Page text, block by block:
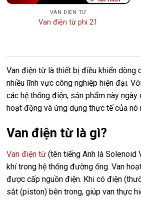
VAN ĐIỆN TỪ
Van điện từ phi 21
Van điện từ là thiết bị điều khiển dòng
nhiều lĩnh vực công nghiệp hiện đại.
các hệ thống điện, sản phẩm này
hoạt động và ứng dụng thực tế của nó
Van điện từ là gì?
Van điện từ (tên tiếng Anh là Solenoid
khí trong hệ thống đường ống. Van
được cấp nguồn điện. Khi có điện
sắt (piston) bên trong, giúp van thực